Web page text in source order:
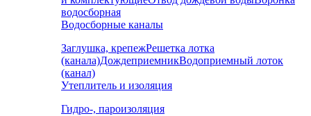
водосборная
Водосборные каналы
Заглушка, крепежРешетка лотка
(канала)ДождеприемникВодоприемный лоток
(канал)
Утеплитель и изоляция
Гидро-, пароизоляция